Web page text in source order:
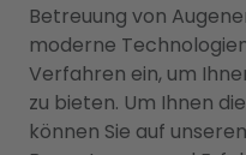
Betreuung von
moderne
Verfahren ein, um
zu bieten. Um Ihnen
können Sie auf